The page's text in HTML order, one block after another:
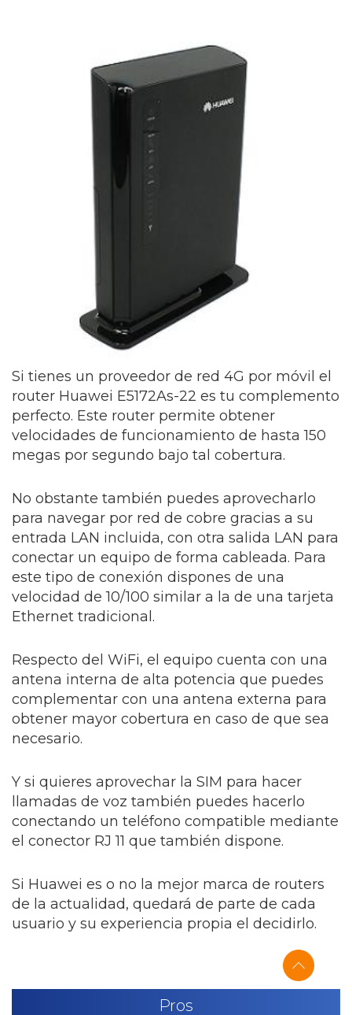
Si tienes un proveedor de red 4G por móvil el
router Huawei E5172As-22 es tu complemento
perfecto. Este router permite obtener
velocidades de funcionamiento de hasta 150
megas por segundo bajo tal cobertura.
No obstante también puedes aprovecharlo
para navegar por red de cobre gracias a su
entrada LAN incluida, con otra salida LAN para
conectar un equipo de forma cableada. Para
este tipo de conexión dispones de una
velocidad de 10/100 similar a la de una tarjeta
Ethernet tradicional.
Respecto del WiFi, el equipo cuenta con una
antena interna de alta potencia que puedes
complementar con una antena externa para
obtener mayor cobertura en caso de que sea
necesario.
Y si quieres aprovechar la SIM para hacer
llamadas de voz también puedes hacerlo
conectando un teléfono compatible mediante
el conector RJ 11 que también dispone.
Si Huawei es o no la mejor marca de routers
de la actualidad, quedará de parte de cada
usuario y su experiencia propia el decidirlo.
Pros